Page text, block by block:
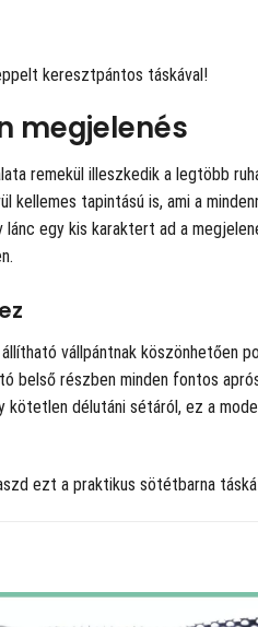
keresztpántos táskával!
megjelenés
remekül illeszkedik a legtöbb
kellemes tapintású is, ami a
egy kis karaktert ad a
vállpántnak
belső részben minden fontos
kötetlen délutáni sétáról, ez a
ezt a praktikus sötétbarna